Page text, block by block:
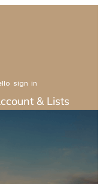
sign in
& Lists